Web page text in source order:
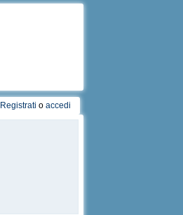
Registrati o accedi